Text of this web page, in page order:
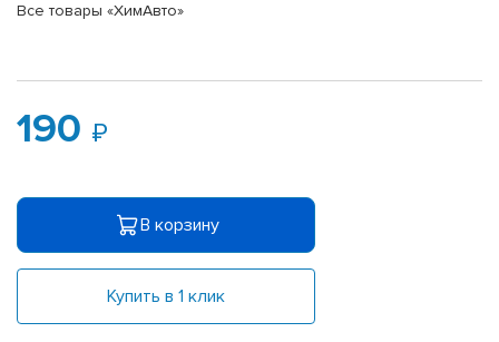
Все товары «ХимАвто»
190
В корзину
Купить в 1 клик